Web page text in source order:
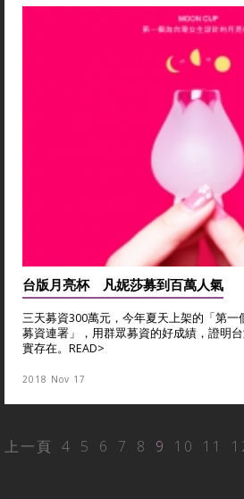
台版月亮杯 凡妮莎募到百萬人氣
三天募資300萬元，今年夏天上架的「第
募資連署」，用群眾募資的好成績，證明
實存在。 READ>
2018 Nov 17
上一頁 4 5 6 7 8 9 10 11